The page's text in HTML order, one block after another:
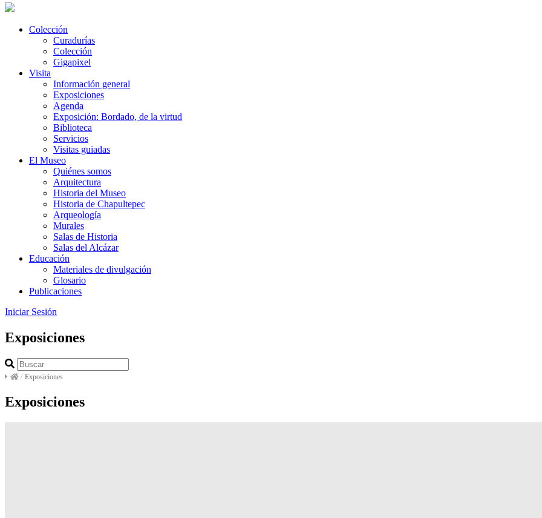
Colección
Curadurías
Colección
Gigapixel
Visita
Información general
Exposiciones
Agenda
Exposición: Bordado, de la virtud
Biblioteca
Servicios
Visitas guiadas
El Museo
Quiénes somos
Arquitectura
Historia del Museo
Historia de Chapultepec
Arqueología
Murales
Salas de Historia
Salas del Alcázar
Educación
Materiales de divulgación
Glosario
Publicaciones
Iniciar Sesión
Exposiciones
/ Exposiciones
Exposiciones